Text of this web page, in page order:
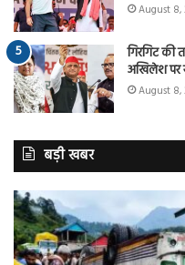
August 8,
गिरगिट की
अखिलेश पर
August 8,
बड़ी खबर